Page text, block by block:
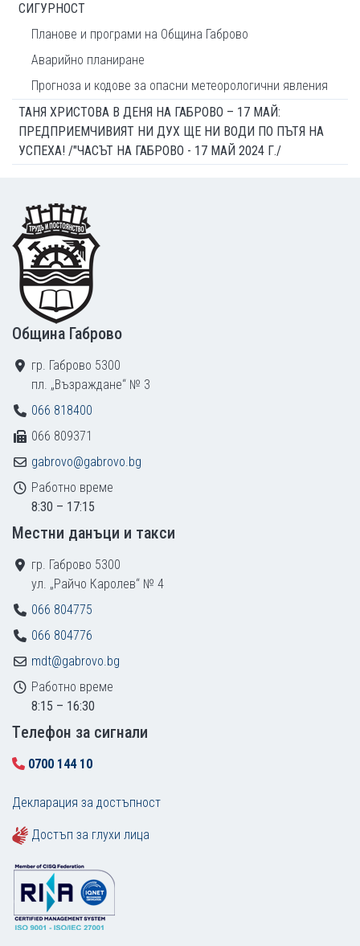
СИГУРНОСТ
Планове и програми на Община Габрово
Аварийно планиране
Прогноза и кодове за опасни метеорологични явления
ТАНЯ ХРИСТОВА В ДЕНЯ НА ГАБРОВО – 17 МАЙ:
ПРЕДПРИЕМЧИВИЯТ НИ ДУХ ЩЕ НИ ВОДИ ПО ПЪТЯ НА
УСПЕХА! /"ЧАСЪТ НА ГАБРОВО - 17 МАЙ 2024 Г./
Footer
Община Габрово
гр. Габрово 5300
пл. „Възраждане“ № 3
066 818400
066 809371
gabrovo@gabrovo.bg
Работно време
8:30 – 17:15
Местни данъци и такси
гр. Габрово 5300
ул. „Райчо Каролев“ № 4
066 804775
066 804776
mdt@gabrovo.bg
Работно време
8:15 – 16:30
Tелефон за сигнали
0700 144 10
Декларация за достъпност
Достъп за глухи лица